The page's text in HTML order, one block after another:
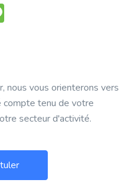
nous vous orienterons vers
compte tenu de votre
secteur d'activité.